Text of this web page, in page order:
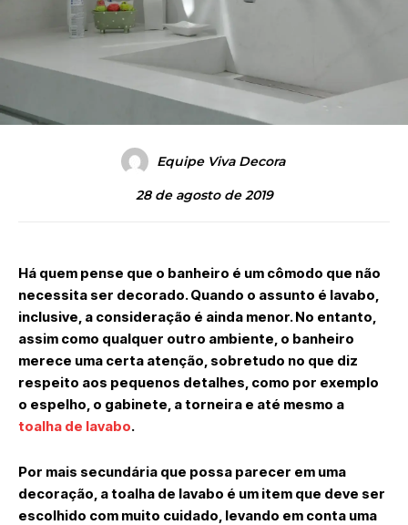
Equipe Viva Decora
28 de agosto de 2019
Há quem pense que o banheiro é um cômodo que não
necessita ser decorado. Quando o assunto é lavabo,
inclusive, a consideração é ainda menor. No entanto,
assim como qualquer outro ambiente, o banheiro
merece uma certa atenção, sobretudo no que diz
respeito aos pequenos detalhes, como por exemplo
o espelho, o gabinete, a torneira e até mesmo a
toalha de lavabo.
Por mais secundária que possa parecer em uma
decoração, a toalha de lavabo é um item que deve ser
escolhido com muito cuidado, levando em conta uma